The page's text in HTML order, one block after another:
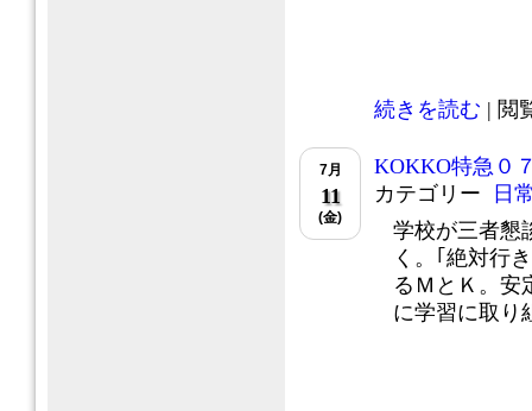
続きを読む | 閲
7月
11
(金)
KOKKO特急０
カテゴリー
日
学校が三者懇
く。｢絶対行
るＭとＫ。安
に学習に取り